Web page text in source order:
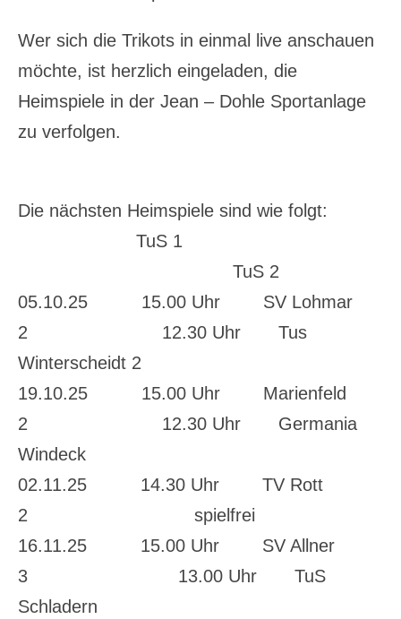
Wer sich die Trikots in einmal live anschauen
möchte, ist herzlich eingeladen, die
Heimspiele in der Jean – Dohle Sportanlage
zu verfolgen.
Die nächsten Heimspiele sind wie folgt:
TuS 1
TuS 2
05.10.25 15.00 Uhr SV Lohmar
2 12.30 Uhr Tus
Winterscheidt 2
19.10.25 15.00 Uhr Marienfeld
2 12.30 Uhr Germania
Windeck
02.11.25 14.30 Uhr TV Rott
2 spielfrei
16.11.25 15.00 Uhr SV Allner
3 13.00 Uhr TuS
Schladern